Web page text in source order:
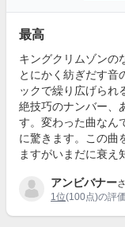
最高
キングクリムゾンの
とにかく紡ぎだす音
ックで繰り広げられ
絶技巧のナンバー、
す。変わった曲なん
に驚きます。この曲
ますがいまだに衰え
アンビバナー
1位(100点)の評価